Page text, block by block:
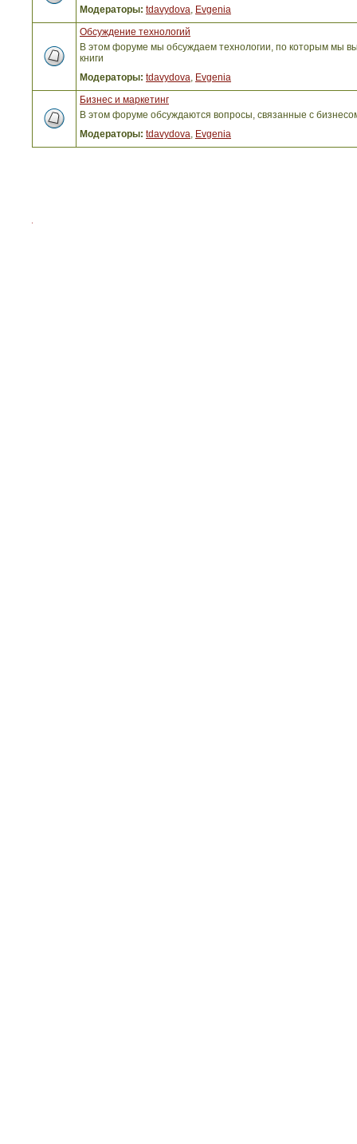
Модераторы: tdavydova, Evgenia
Обсуждение технологий
В этом форуме мы обсуждаем технологии, по которым мы
книги
Модераторы: tdavydova, Evgenia
Бизнес и маркетинг
В этом форуме обсуждаются вопросы, связанные с
Модераторы: tdavydova, Evgenia